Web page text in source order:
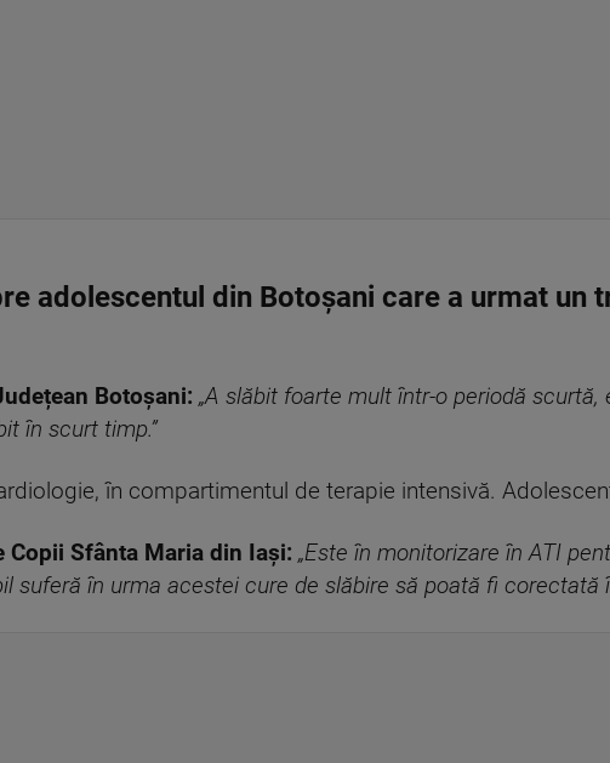
adolescentul din Botoșani care a urmat un
Botoșani: „A slăbit foarte mult într-o periodă scurtă,
în scurt timp.”
în compartimentul de terapie intensivă.
Copii Sfânta Maria din Iași: „Este în monitorizare în ATI
suferă în urma acestei cure de slăbire să poată fi corectată